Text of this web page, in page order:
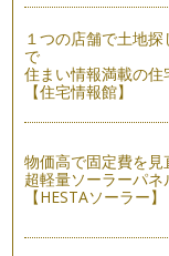
食べ物の大切さを
長いようで、あっ
に成長する時でも
はじめての料理の
野菜ソムリエの
がとうございます
夏においしくて、
前回の記事で、夏
花の形が違ったり
１つの店舗で土地
で
住まい情報満載の住
【住宅情報館】
物価高で固定費を見
超軽量ソーラーパ
【HESTAソーラー】